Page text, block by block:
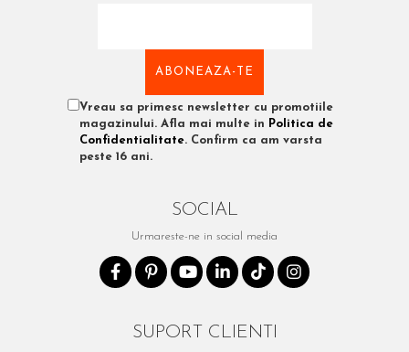
Vreau sa primesc newsletter cu promotiile
magazinului. Afla mai multe in Politica de
Confidentialitate. Confirm ca am varsta
peste 16 ani.
SOCIAL
Urmareste-ne in social media
SUPORT CLIENTI